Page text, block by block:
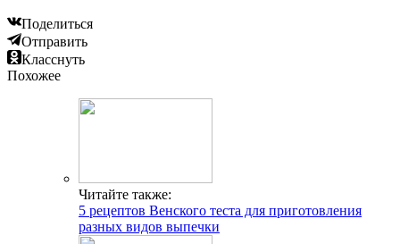
Поделиться
Отправить
Класснуть
Похожее
Читайте также:
5 рецептов Венского теста для приготовления
разных видов выпечки